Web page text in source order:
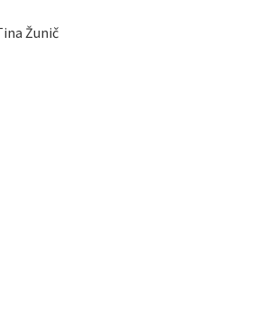
Žunič